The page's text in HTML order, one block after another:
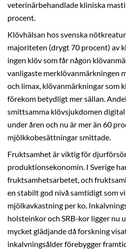
veterinärbehandlade kliniska
procent.
Klövhälsan hos svenska
majoriteten (drygt 70 procent) av
ingen klöv som får någon
vanligaste merklövanmärkningen
och limax, klövanmärkningar som
förekom betydligt mer sällan.
smittsamma klövsjukdomen
under åren och nu är mer än 60
mjölkkobesättningar smittade.
Fruktsamhet är viktig för
produktionsekonomin. I Sverige
fruktsamhetsarbetet, och
en stabilt god nivå samtidigt som
mjölkavkastning per ko.
holsteinkor och SRB-kor ligger nu
mycket glädjande då forskning
inkalvningsålder förebygger